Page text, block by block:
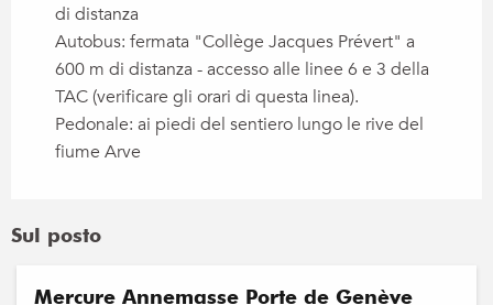
di distanza
Autobus: fermata "Collège Jacques Prévert" a
600 m di distanza - accesso alle linee 6 e 3 della
TAC (verificare gli orari di questa linea).
Pedonale: ai piedi del sentiero lungo le rive del
fiume Arve
Sul posto
Mercure Annemasse Porte de Genève